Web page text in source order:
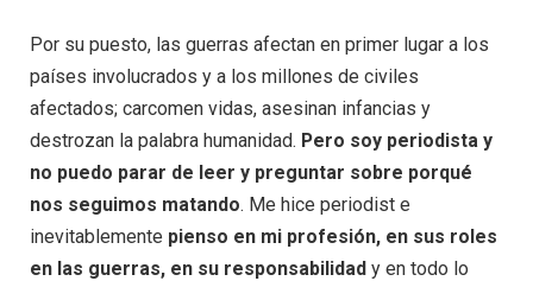
Por su puesto, las guerras afectan en primer lugar a los
países involucrados y a los millones de civiles
afectados; carcomen vidas, asesinan infancias y
destrozan la palabra humanidad. Pero soy periodista y
no puedo parar de leer y preguntar sobre porqué
nos seguimos matando. Me hice periodist e
inevitablemente pienso en mi profesión, en sus roles
en las guerras, en su responsabilidad y en todo lo